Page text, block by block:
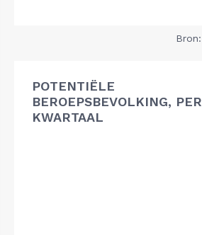
Bron:
POTENTIËLE
BEROEPSBEVOLKING, PER
KWARTAAL